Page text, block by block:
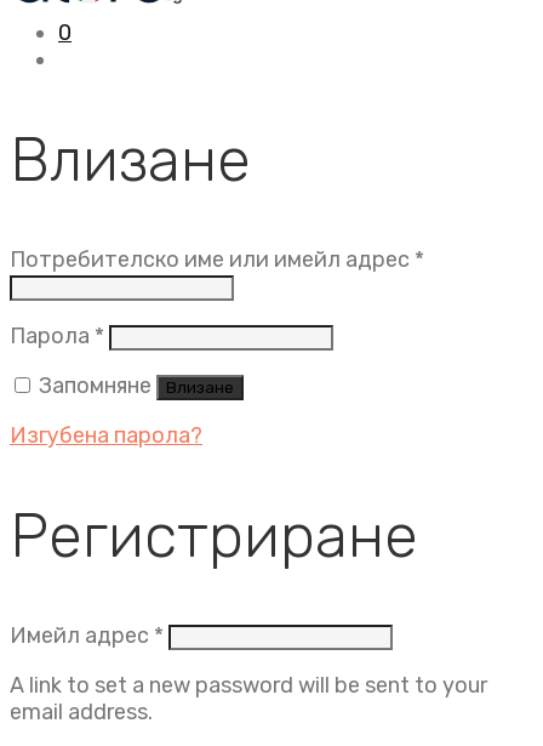
0
Влизане
Потребителско име или имейл адрес *
Парола * Задължително
Запомняне
Влизане
Изгубена парола?
Регистриране
Имейл адрес * Задължително
A link to set a new password will be sent to your
email address.